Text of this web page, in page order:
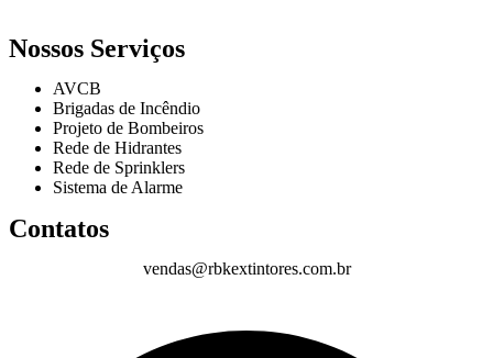
Nossos Serviços
AVCB
Brigadas de Incêndio
Projeto de Bombeiros
Rede de Hidrantes
Rede de Sprinklers
Sistema de Alarme
Contatos
vendas@rbkextintores.com.br